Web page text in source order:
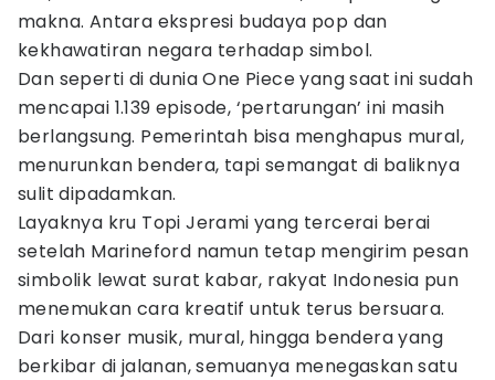
makna. Antara ekspresi budaya pop dan
kekhawatiran negara terhadap simbol.
Dan seperti di dunia One Piece yang saat ini sudah
mencapai 1.139 episode, ‘pertarungan’ ini masih
berlangsung. Pemerintah bisa menghapus mural,
menurunkan bendera, tapi semangat di baliknya
sulit dipadamkan.
Layaknya kru Topi Jerami yang tercerai berai
setelah Marineford namun tetap mengirim pesan
simbolik lewat surat kabar, rakyat Indonesia pun
menemukan cara kreatif untuk terus bersuara.
Dari konser musik, mural, hingga bendera yang
berkibar di jalanan, semuanya menegaskan satu